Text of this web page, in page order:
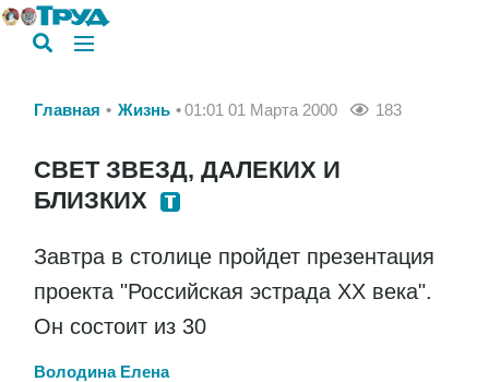
Главная Жизнь 01:01 01 Марта 2000 183
СВЕТ ЗВЕЗД, ДАЛЕКИХ И
БЛИЗКИХ
Завтра в столице пройдет презентация
проекта "Российская эстрада ХХ века".
Он состоит из 30
Володина Елена